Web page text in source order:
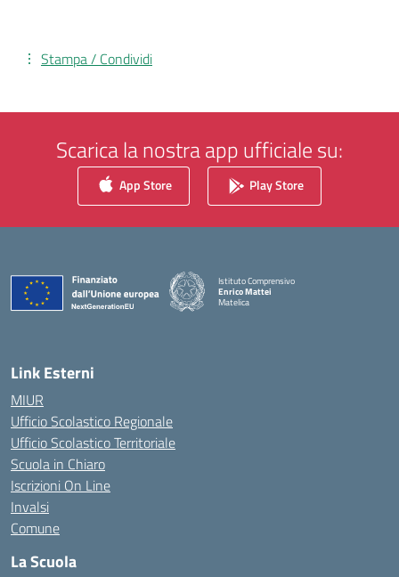
Stampa / Condividi
Scarica la nostra app ufficiale su:
App Store Play Store
Istituto Comprensivo
Enrico Mattei
Matelica
Link Esterni
MIUR
Ufficio Scolastico Regionale
Ufficio Scolastico Territoriale
Scuola in Chiaro
Iscrizioni On Line
Invalsi
Comune
La Scuola